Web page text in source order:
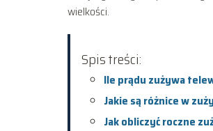
wielkości.
Spis treści:
Ile prądu zużywa
Jakie są różnice w
Jak obliczyć roczne